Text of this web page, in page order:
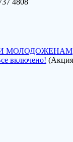
МОЛОДОЖЕНАМ
включено!